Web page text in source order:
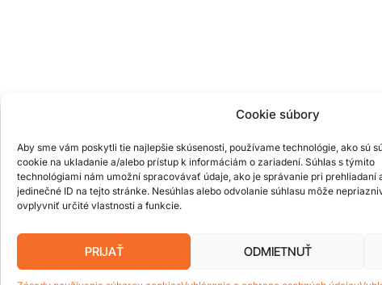
Cookie súbory
Aby sme vám poskytli tie najlepšie skúsenosti, používame technológie, ako sú
cookie na ukladanie a/alebo prístup k informáciám o zariadení. Súhlas s týmito
technológiami nám umožní spracovávať údaje, ako je správanie pri prehliadaní
jedinečné ID na tejto stránke. Nesúhlas alebo odvolanie súhlasu môže
ovplyvniť určité vlastnosti a funkcie.
PRIJAŤ ODMIETNUŤ